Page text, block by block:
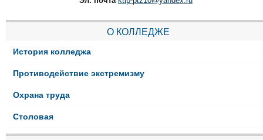
О КОЛЛЕДЖЕ
История колледжа
Противодействие экстремизму
Охрана труда
Столовая